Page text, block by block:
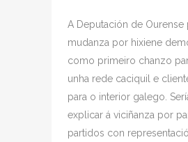
A Deputación de Ourense
mudanza por hixiene
como primeiro chanzo
unha rede caciquil e
para o interior galego.
explicar á viciñanza por
partidos con